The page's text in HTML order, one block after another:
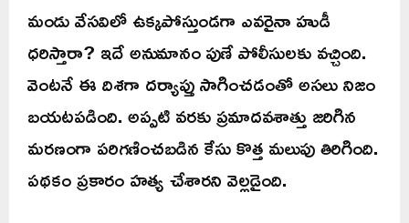
మండు వేసవిలో ఉక్కపోస్తుండగా ఎవరైనా హుడీ
ధరిస్తారా? ఇదే అనుమానం పుణే పోలీసులకు వచ్చింది.
వెంటనే ఈ దిశగా దర్యాప్తు సాగించడంతో అసలు నిజం
బయటపడింది. అప్పటి వరకు ప్రమాదవశాత్తు జరిగిన
మరణంగా పరిగణించబడిన కేసు కొత్త మలుపు తిరిగింది.
పథకం ప్రకారం హత్య చేశారని వెల్లడైంది.